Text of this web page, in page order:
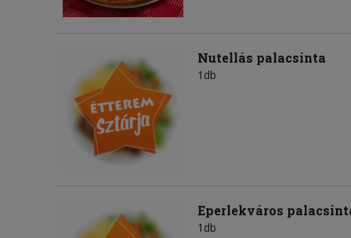
Nutellás palacsinta
1db
Eperlekváros
1db